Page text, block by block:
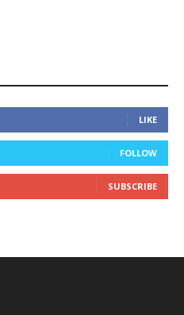
LIKE
FOLLOW
SUBSCRIBE